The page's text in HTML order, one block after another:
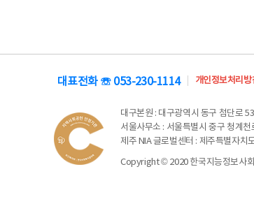
대표전화 ☏ 053-230-1114 개인정보처리방
대구본원 : 대구광역시 동구 첨단로
서울사무소 : 서울특별시 중구 청계
제주 NIA 글로벌센터 : 제주특별자치
Copyright © 2020 한국지능정보사